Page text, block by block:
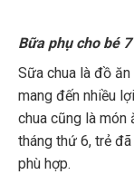
Bữa phụ cho bé
Sữa chua là đồ
mang đến nhiều
chua cũng là món
tháng thứ 6, trẻ
phù hợp.